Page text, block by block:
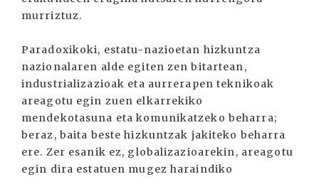
murriztuz.
Paradoxikoki, estatu-nazioetan hizkuntza
nazionalaren alde egiten zen bitartean,
industrializazioak eta aurrerapen teknikoak
areagotu egin zuen elkarrekiko
mendekotasuna eta komunikatzeko beharra;
beraz, baita beste hizkuntzak jakiteko beharra
ere. Zer esanik ez, globalizazioarekin, areagotu
egin dira estatuen mugez haraindiko